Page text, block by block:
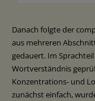
Danach folgte der
aus mehreren
gedauert. Im
Wortverständnis
Konzentrations- und
zunächst einfach,